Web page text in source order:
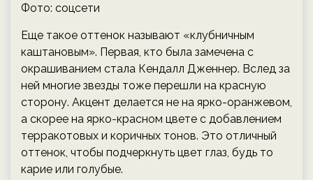
Фото: соцсети
Еще такое оттенок называют «клубничным
каштановым». Первая, кто была замечена с
окрашиванием стала Кендалл Дженнер. Вслед за
ней многие звезды тоже перешли на красную
сторону. Акцент делается не на ярко-оранжевом,
а скорее на ярко-красном цвете с добавлением
терракотовых и коричных тонов. Это отличный
оттенок, чтобы подчеркнуть цвет глаз, будь то
карие или голубые.